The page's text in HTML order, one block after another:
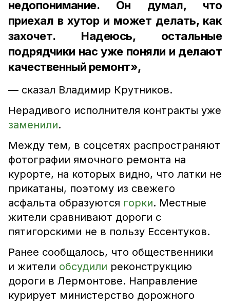
недопонимание. Он думал, что
приехал в хутор и может делать, как
захочет. Надеюсь, остальные
подрядчики нас уже поняли и делают
качественный ремонт»,
— сказал Владимир Крутников.
Нерадивого исполнителя контракты уже
заменили.
Между тем, в соцсетях распространяют
фотографии ямочного ремонта на
курорте, на которых видно, что латки не
прикатаны, поэтому из свежего
асфальта образуются горки. Местные
жители сравнивают дороги с
пятигорскими не в пользу Ессентуков.
Ранее сообщалось, что общественники
и жители обсудили реконструкцию
дороги в Лермонтове. Направление
курирует министерство дорожного